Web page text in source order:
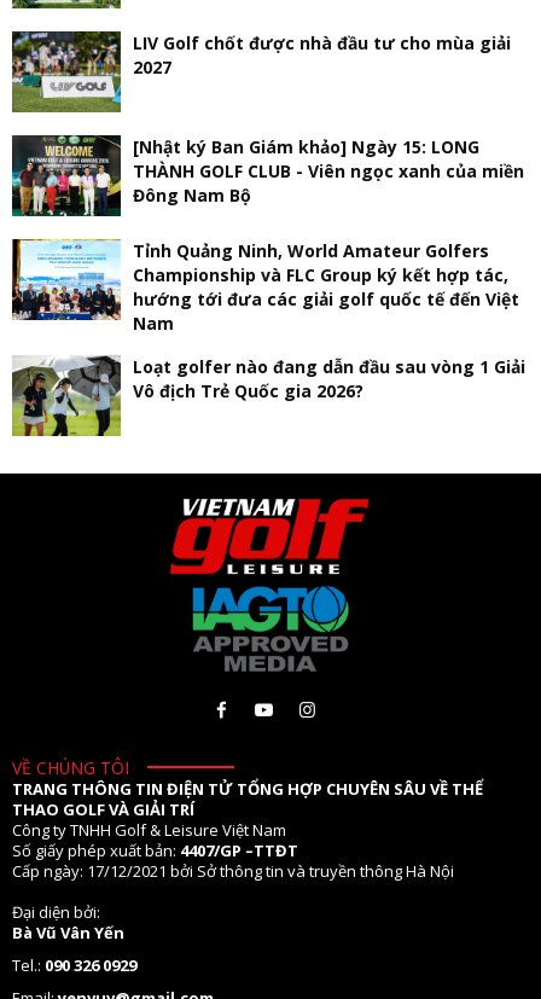
LIV Golf chốt được nhà đầu tư cho mùa giải
2027
[Nhật ký Ban Giám khảo] Ngày 15: LONG
THÀNH GOLF CLUB - Viên ngọc xanh của miền
Đông Nam Bộ
Tỉnh Quảng Ninh, World Amateur Golfers
Championship và FLC Group ký kết hợp tác,
hướng tới đưa các giải golf quốc tế đến Việt
Nam
Loạt golfer nào đang dẫn đầu sau vòng 1 Giải
Vô địch Trẻ Quốc gia 2026?
VỀ CHÚNG TÔI
TRANG THÔNG TIN ĐIỆN TỬ TỔNG HỢP CHUYÊN SÂU VỀ THỂ
THAO GOLF VÀ GIẢI TRÍ
Công ty TNHH Golf & Leisure Việt Nam
Số giấy phép xuất bản: 4407/GP –TTĐT
Cấp ngày: 17/12/2021 bởi Sở thông tin và truyền thông Hà Nội
Đại diện bởi:
Bà Vũ Vân Yến
Tel.: 090 326 0929